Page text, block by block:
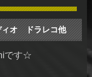
ィオ ドラレコ他
です☆